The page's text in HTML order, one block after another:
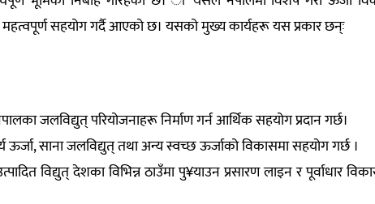
सहयोग गर्दै आएको छ। यसको मुख्य कार्यहरू यस प्रकार छन्ः
जलविद्युत् परियोजनाहरू निर्माण गर्न आर्थिक सहयोग प्रदान गर्छ।
ऊर्जा, साना जलविद्युत् तथा अन्य स्वच्छ ऊर्जाको विकासमा सहयोग गर्छ ।
विद्युत् देशका विभिन्न ठाउँमा पु¥याउन प्रसारण लाइन र पूर्वाधार